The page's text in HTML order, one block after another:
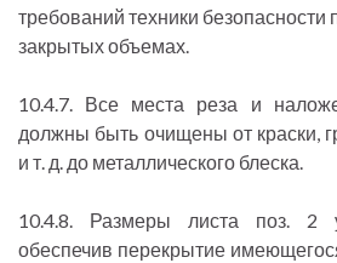
требований техники безопасности
закрытых объемах.
10.4.7. Все места реза и
должны быть очищены от краски,
и т. д. до металлического блеска.
10.4.8. Размеры листа поз. 2
обеспечив перекрытие